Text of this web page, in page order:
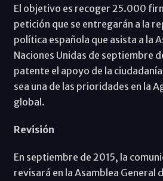
El objetivo es recoger 25.000
petición que se entregarán a la
política española que asista a la
Naciones Unidas de septiembre
patente el apoyo de la
sea una de las prioridades en la
global.
Revisión
En septiembre de 2015, la
revisará en la Asamblea General